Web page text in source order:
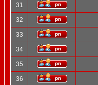
31
32
33
34
35
36